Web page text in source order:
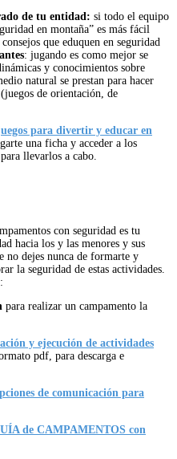
de tu entidad: si todo el equipo
en montaña” es más fácil
que eduquen en seguridad
: jugando es como mejor se
y conocimientos sobre
natural se prestan para hacer
de orientación, de
para divertir y educar en
una ficha y acceder a los
llevarlos a cabo.
con seguridad es tu
hacia los y las menores y sus
no dejes nunca de formarte y
la seguridad de estas actividades.
para realizar un campamento la
y ejecución de actividades
pdf, para descarga e
de comunicación para
de CAMPAMENTOS con